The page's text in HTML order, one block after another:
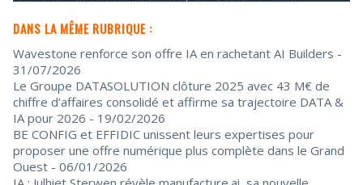
DANS LA MÊME RUBRIQUE :
Wavestone renforce son offre IA en rachetant AI Builders -
31/07/2026
Le Groupe DATASOLUTION clôture 2025 avec 43 M€ de
chiffre d’affaires consolidé et affirme sa trajectoire DATA &
IA pour 2026 - 19/02/2026
BE CONFIG et EFFIDIC unissent leurs expertises pour
proposer une offre numérique plus complète dans le Grand
Ouest - 06/01/2026